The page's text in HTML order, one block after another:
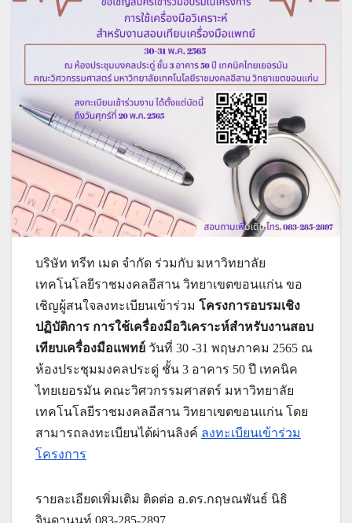
บริษัท ทรีท เมด จำกัด ร่วมกับ มหาวิทยาลัย
เทคโนโลยีราชมงคลอีสาน วิทยาเขตขอนแก่น ขอ
เชิญผู้สนใจลงทะเบียนเข้าร่วม โครงการอบรมเชิง
ปฏิบัติการ การใช้เครื่องมือวิเคราะห์สำหรับงานสอบ
เทียบเครื่องมือแพทย์ วันที่ 30 -31 พฤษภาคม 2565 ณ
ห้องประชุมมงคลประดู่ ชั้น 3 อาคาร 50 ปี เทคนิค
ไทยเยอรมัน คณะวิศวกรรมศาสตร์ มหาวิทยาลัย
เทคโนโลยีราชมงคลอีสาน วิทยาเขตขอนแก่น โดย
สามารถลงทะเบียนได้ผ่านลิงค์ ลงทะเบียนเข้าร่วม
โครงการ
รายละเอียดเพิ่มเติม ติดต่อ อ.ดร.กฤษณพันธ์ นิธิ